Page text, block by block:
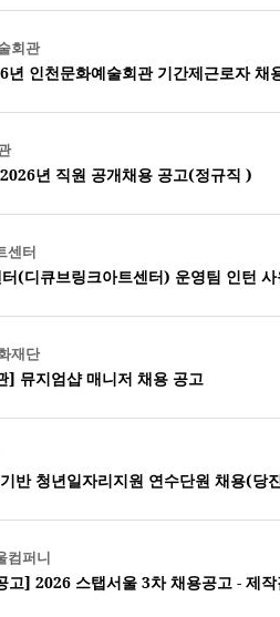
회관
년 인천문화예술회관 기간제근로자 채
년 직원 공개채용 공고(정규직 )
센터
(디큐브링크아트센터) 운영팀 인턴
재단
] 뮤지엄샵 매니저 채용 공고
반 청년일자리지원 연수단원 채용(당
컴퍼니
고] 2026 스탭서울 3차 채용공고 - 제